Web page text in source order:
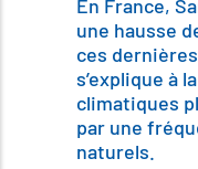
En France,
une hausse
ces
s’explique à
climatiques
par une
naturels.